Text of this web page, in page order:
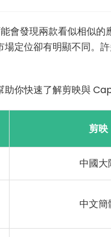
會發現兩款看似相似
定位卻有明顯不同。
你快速了解剪映與
剪映
中國大
中文簡